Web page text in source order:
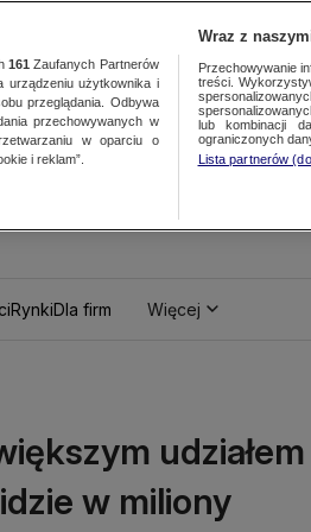
RynkiDla firm Więcej
w miliony
161 Zaufanych Partnerów
urządzeniu użytkownika i
przeglądania. Odbywa
przechowywanych w
w oparciu o
i reklam”.
Wraz z
Przechowywanie
treści.
lub kombinacji
ograniczonych
Lista partnerów